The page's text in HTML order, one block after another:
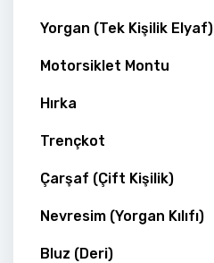
Yorgan (Tek Kişilik Elyaf)
Motorsiklet Montu
Hırka
Trençkot
Çarşaf (Çift Kişilik)
Nevresim (Yorgan Kılıfı)
Bluz (Deri)